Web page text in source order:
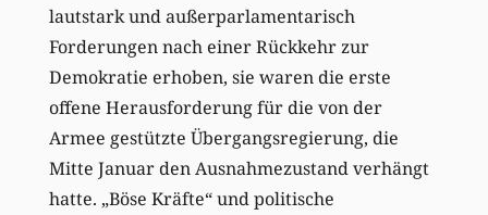
lautstark und außerparlamentarisch
Forderungen nach einer Rückkehr zur
Demokratie erhoben, sie waren die erste
offene Herausforderung für die von der
Armee gestützte Übergangsregierung, die
Mitte Januar den Ausnahmezustand verhängt
hatte. „Böse Kräfte“ und politische